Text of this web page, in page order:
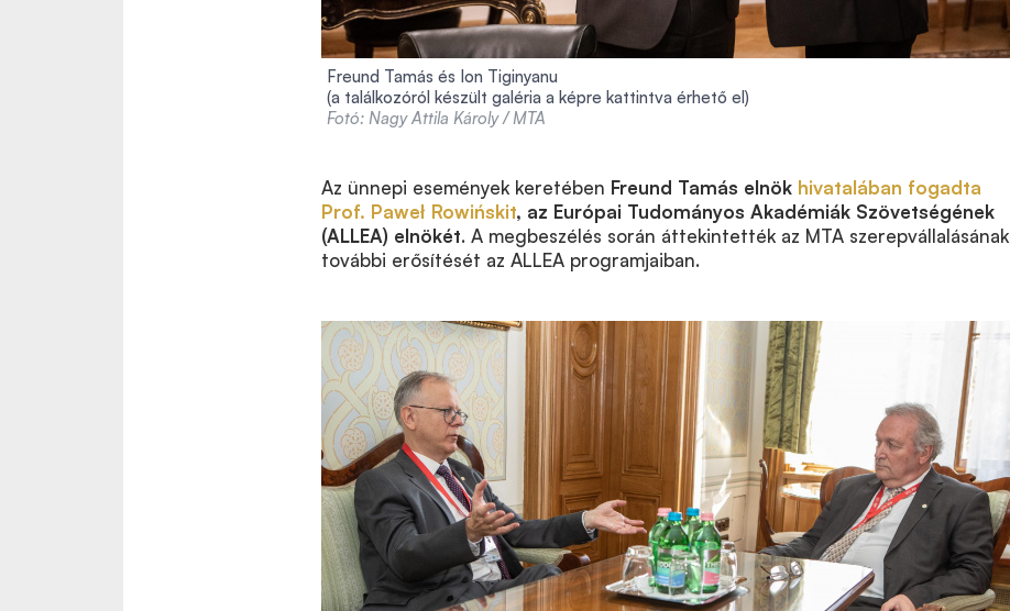
Freund Tamás és Ion Tiginyanu
(a találkozóról készült galéria a képre kattintva érhető el)
Fotó: Nagy Attila Károly / MTA
Az ünnepi események keretében Freund Tamás elnök hivatalában fogadta
Prof. Paweł Rowińskit, az Európai Tudományos Akadémiák Szövetségének
(ALLEA) elnökét. A megbeszélés során áttekintették az MTA szerepvállalásának
további erősítését az ALLEA programjaiban.